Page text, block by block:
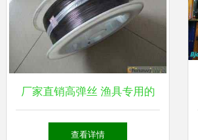
厂家直销高弹丝 渔具专用的
记忆镍钛合金丝，可加工定制
查看详情